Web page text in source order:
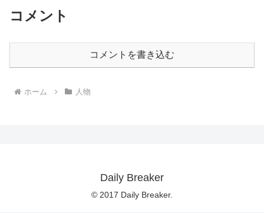
コメント
コメントを書き込む
ホーム 人物
Daily Breaker
© 2017 Daily Breaker.